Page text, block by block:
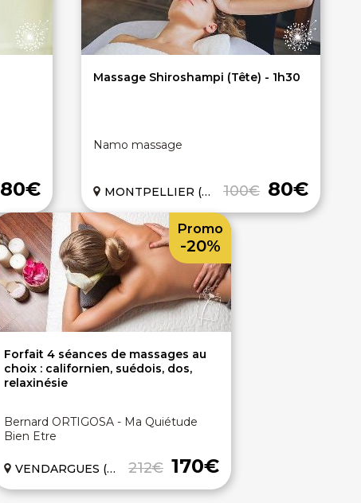
80€
Massage Shiroshampi (Tête) - 1h30
Namo massage
100€ 80€
MONTPELLIER (34)
Forfait 4 séances de massages au
choix : californien, suédois, dos,
relaxinésie
Bernard ORTIGOSA - Ma Quiétude
Bien Etre
212€ 170€
VENDARGUES (34)
Promo
-20%